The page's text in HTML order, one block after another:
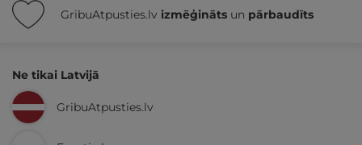
GribuAtpusties.lv izmēģināts un pārbaudīts
Ne tikai Latvijā
GribuAtpusties.lv